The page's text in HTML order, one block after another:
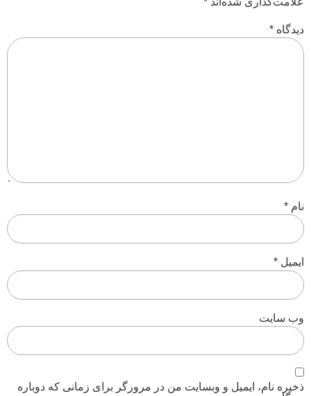
دیدگاه *
نام *
ایمیل *
وب‌ سایت
ذخیره نام، ایمیل و وبسایت من در مرورگر برای زمانی که دوباره